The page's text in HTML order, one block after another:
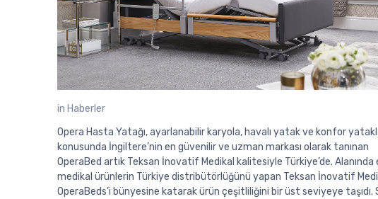
in Haberler
Opera Hasta Yatağı, ayarlanabilir karyola, havalı yatak ve konfor
konusunda İngiltere’nin en güvenilir ve uzman markası olarak tanınan
OperaBed artık Teksan İnovatif Medikal kalitesiyle Türkiye’de. Alanında
medikal ürünlerin Türkiye distribütörlüğünü yapan Teksan İnovatif
OperaBeds’i bünyesine katarak ürün çeşitliliğini bir üst seviyeye taşıdı.